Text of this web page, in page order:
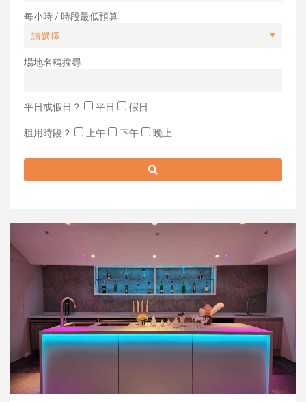
每小時 / 時段最低預算
場地名稱搜尋
平日或假日？ 平日
假日
租用時段？
上午 下午 晚上